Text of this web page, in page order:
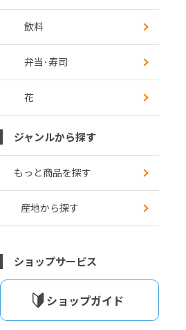
飲料
弁当･寿司
花
ジャンルから探す
もっと商品を探す
産地から探す
ショップサービス
ショップガイド